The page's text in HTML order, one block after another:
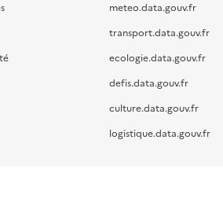
meteo.data.gouv.fr
transport.data.gouv.fr
ecologie.data.gouv.fr
defis.data.gouv.fr
culture.data.gouv.fr
logistique.data.gouv.fr